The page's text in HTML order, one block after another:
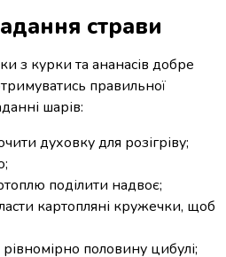
страви
з курки та ананасів добре
правильної
шарів:
духовку для розігріву;
поділити надвоє;
картопляні кружечки, щоб
половину цибулі;